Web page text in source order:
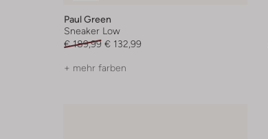
Paul Green
Sneaker Low
€ 189,99 € 132,99
+ mehr farben